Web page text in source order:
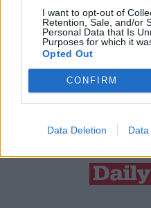
I want to opt-out of
Retention, Sale, and/or
Personal Data that Is
Purposes for which it
Opted Out
CONFIRM
Data Deletion Data
verranno commercializzati
database ad uso esclusivo
CONTATTACI